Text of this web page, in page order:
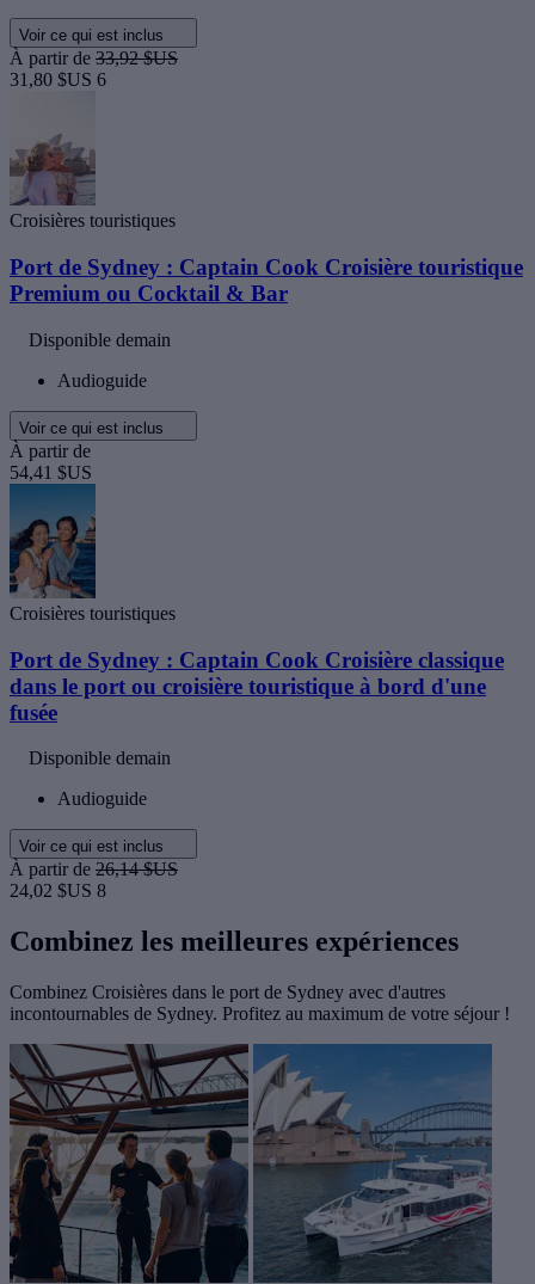
Voir ce qui est inclus
À partir de 33,92 $US
31,80 $US 6
Croisières touristiques
Port de Sydney : Captain Cook Croisière touristique
Premium ou Cocktail & Bar
Disponible demain
Audioguide
Voir ce qui est inclus
À partir de
54,41 $US
Croisières touristiques
Port de Sydney : Captain Cook Croisière classique
dans le port ou croisière touristique à bord d'une
fusée
Disponible demain
Audioguide
Voir ce qui est inclus
À partir de 26,14 $US
24,02 $US 8
Combinez les meilleures expériences
Combinez Croisières dans le port de Sydney avec d'autres
incontournables de Sydney. Profitez au maximum de votre séjour !